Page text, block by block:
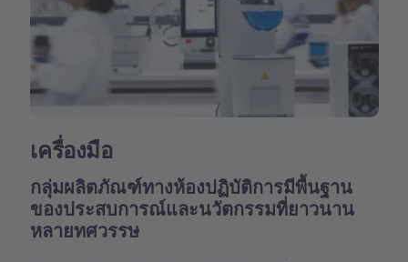
เครื่องมือ
กลุ่มผลิตภัณฑ์ทางห้องปฏิบัติการมีพื้นฐาน
ของประสบการณ์และนวัตกรรมที่ยาวนาน
หลายทศวรรษ